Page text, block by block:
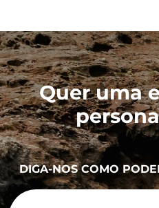
Quer uma
DIGA-NOS COMO